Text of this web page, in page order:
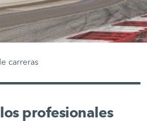
carreras
profesionales